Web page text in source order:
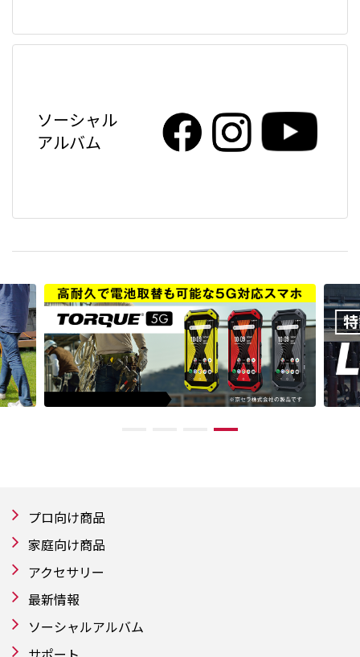
ソーシャル
アルバム
プロ向け商品
家庭向け商品
アクセサリー
最新情報
ソーシャルアルバム